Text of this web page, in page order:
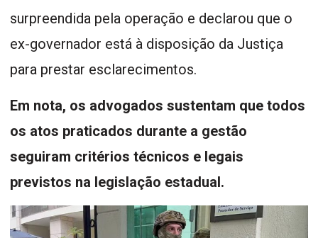
surpreendida pela operação e declarou que o
ex-governador está à disposição da Justiça
para prestar esclarecimentos.
Em nota, os advogados sustentam que todos
os atos praticados durante a gestão
seguiram critérios técnicos e legais
previstos na legislação estadual.